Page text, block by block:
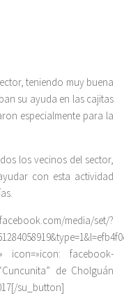
teniendo muy buena
su ayuda en las cajitas
especialmente para la
los vecinos del sector,
con esta actividad
media/set/?
icon=»icon: facebook-
de Cholguán
su_button]